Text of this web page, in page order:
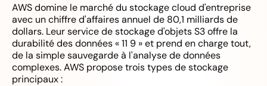
AWS domine le marché du stockage cloud d'entreprise
avec un chiffre d'affaires annuel de 80,1 milliards de
dollars. Leur service de stockage d'objets S3 offre la
durabilité des données « 11 9 » et prend en charge tout,
de la simple sauvegarde à l'analyse de données
complexes. AWS propose trois types de stockage
principaux :